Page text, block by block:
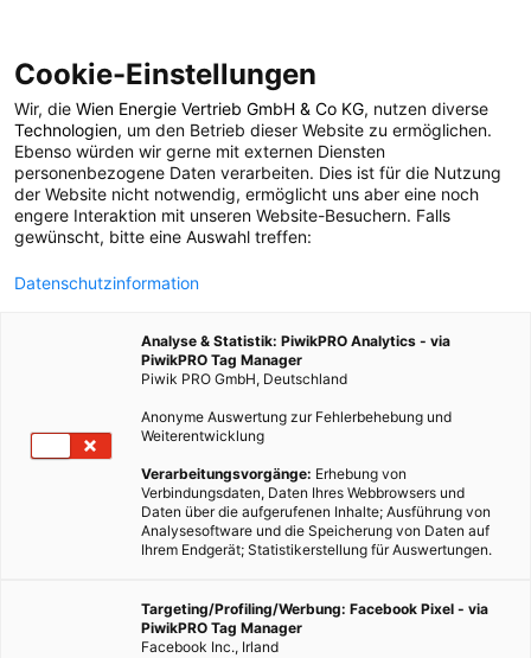
POSTS BY TAG
Bauknecht
1 BEITRAG
Cookie-Einstellungen
Wir, die Wien Energie Vertrieb GmbH & Co KG, nutzen diverse
Technologien, um den Betrieb dieser Website zu ermöglichen.
Ebenso würden wir gerne mit externen Diensten
personenbezogene Daten verarbeiten. Dies ist für die Nutzung
der Website nicht notwendig, ermöglicht uns aber eine noch
engere Interaktion mit unseren Website-Besuchern. Falls
gewünscht, bitte eine Auswahl treffen:
Datenschutzinformation
Analyse & Statistik: PiwikPRO Analytics - via
PiwikPRO Tag Manager
Piwik PRO GmbH, Deutschland
Anonyme Auswertung zur Fehlerbehebung und
Weiterentwicklung
Verarbeitungsvorgänge: Erhebung von
Verbindungsdaten, Daten Ihres Webbrowsers und
Daten über die aufgerufenen Inhalte; Ausführung von
Analysesoftware und die Speicherung von Daten auf
Ihrem Endgerät; Statistikerstellung für Auswertungen.
Targeting/Profiling/Werbung: Facebook Pixel - via
PiwikPRO Tag Manager
Facebook Inc., Irland